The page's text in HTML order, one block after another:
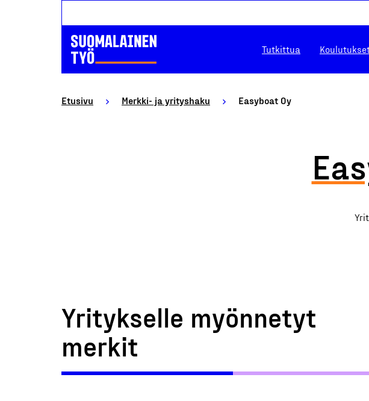
Tutkittua
Etusivu Merkki- ja yrityshaku Easyboat Oy
Yritykselle myönnetyt
merkit